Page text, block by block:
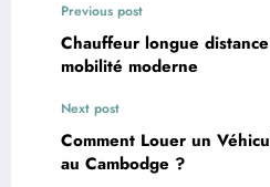
Previous post
Chauffeur longue
mobilité moderne
Next post
Comment Louer un
au Cambodge ?